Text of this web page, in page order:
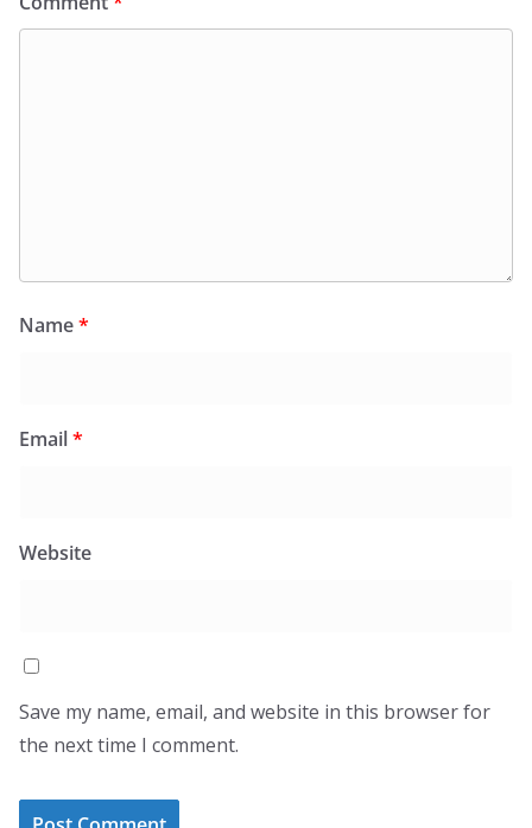
Name*
Email*
Website
Save my name, email, and website in this browser for
the next time I comment.